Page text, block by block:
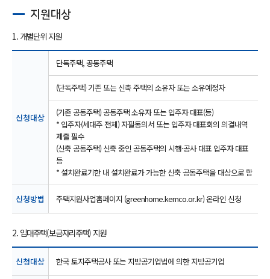
지원대상
1. 개별단위 지원
신청대상
단독주택, 공동주택
(단독주택) 기존 또는 신축 주택의 소유자 또는 소유예정자
(기존 공동주택) 공동주택 소유자 또는 입주자 대표(등)
* 입주자(세대주 전체) 자필동의서 또는 입주자 대표회의 의결내역
제출 필수
(신축 공동주택) 신축 중인 공동주택의 시행·공사 대표 입주자 대표
등
* 설치완료기한 내 설치완료가 가능한 신축 공동주택을 대상으로 함
신청방법 주택지원사업홈페이지 (greenhome.kemco.or.kr) 온라인 신청
2. 임대주택(보금자리주택) 지원
신청대상 한국 토지주택공사 또는 지방공기업법에 의한 지방공기업